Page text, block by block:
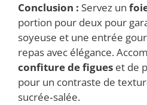
Conclusion : Servez un
portion pour deux pour
soyeuse et une entrée
repas avec élégance.
confiture de figues et de
pour un contraste de
sucrée‑salée.